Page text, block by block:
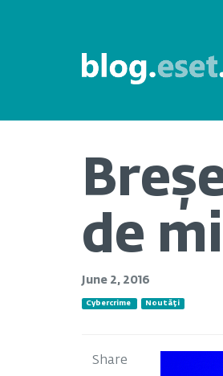
de
June 2, 2016
Cybercrime Noutăți
Share